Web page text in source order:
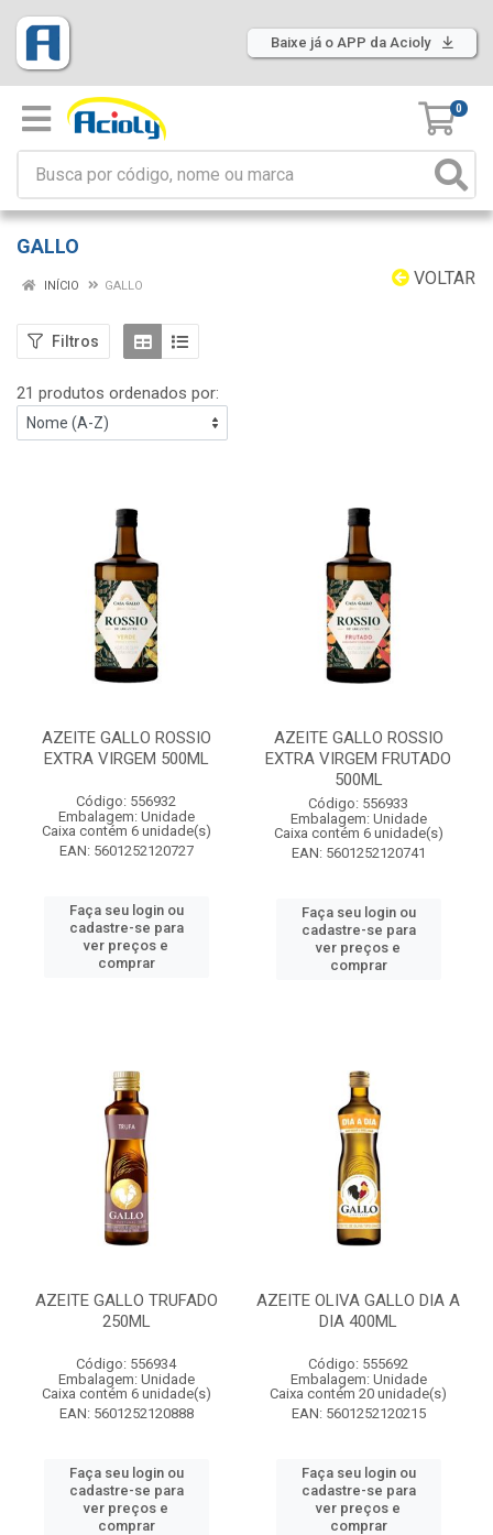
Baixe já o APP da Acioly
0
GALLO
VOLTAR
INÍCIO GALLO
Filtros
21 produtos ordenados por:
AZEITE GALLO ROSSIO
EXTRA VIRGEM 500ML
Código: 556932
Embalagem: Unidade
Caixa contém 6 unidade(s)
EAN: 5601252120727
Faça seu login ou
cadastre-se para
ver preços e
comprar
AZEITE GALLO ROSSIO
EXTRA VIRGEM FRUTADO
500ML
Código: 556933
Embalagem: Unidade
Caixa contém 6 unidade(s)
EAN: 5601252120741
Faça seu login ou
cadastre-se para
ver preços e
comprar
AZEITE GALLO TRUFADO
250ML
Código: 556934
Embalagem: Unidade
Caixa contém 6 unidade(s)
EAN: 5601252120888
Faça seu login ou
cadastre-se para
ver preços e
comprar
AZEITE OLIVA GALLO DIA A
DIA 400ML
Código: 555692
Embalagem: Unidade
Caixa contém 20 unidade(s)
EAN: 5601252120215
Faça seu login ou
cadastre-se para
ver preços e
comprar